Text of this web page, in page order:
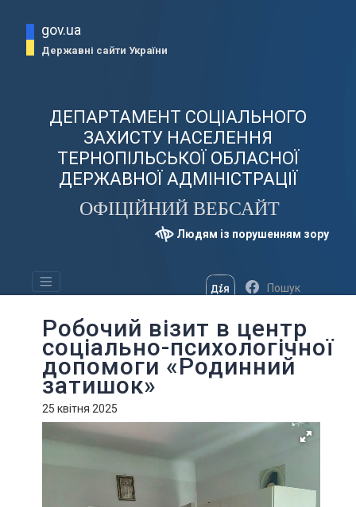
gov.ua
Державні сайти України
ДЕПАРТАМЕНТ СОЦІАЛЬНОГО
ЗАХИСТУ НАСЕЛЕННЯ
ТЕРНОПІЛЬСЬКОЇ ОБЛАСНОЇ
ДЕРЖАВНОЇ АДМІНІСТРАЦІЇ
ОФІЦІЙНИЙ ВЕБСАЙТ
Людям із порушенням зору
Робочий візит в центр
соціально-психологічної
допомоги «Родинний
затишок»
25 квітня 2025